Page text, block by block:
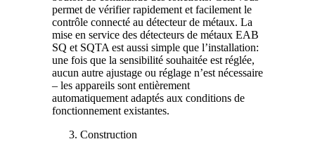
permet de vérifier rapidement et facilement le
contrôle connecté au détecteur de métaux. La
mise en service des détecteurs de métaux EAB
SQ et SQTA est aussi simple que l’installation:
une fois que la sensibilité souhaitée est réglée,
aucun autre ajustage ou réglage n’est nécessaire
– les appareils sont entièrement
automatiquement adaptés aux conditions de
fonctionnement existantes.
Construction